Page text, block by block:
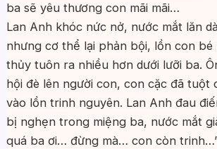
ba sẽ yêu thương con mãi mãi…
Lan Anh khóc nức nở, nước mắt lăn
nhưng cơ thể lại phản bội, lồn con bé
thủy tuôn ra nhiều hơn dưới lưỡi ba.
hội đè lên người con, con cặc đã tuột
vào lồn trinh nguyên. Lan Anh đau
bị nghẹn trong miệng ba, nước mắt
quá ba ơi… đừng mà… con còn